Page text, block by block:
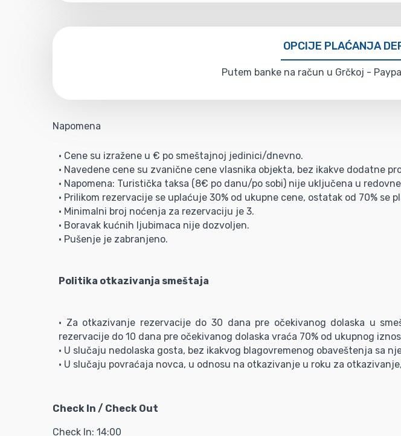
OPCIJE PLAĆANJA
Putem banke na račun u Grčkoj -
Napomena
• Cene su izražene u € po smeštajnoj jedinici/dnevno.
• Navedene cene su zvanične cene vlasnika objekta, bez ikakve dodatne
• Napomena: Turistička taksa (8€ po danu/po sobi) nije uključena u
• Prilikom rezervacije se uplaćuje 30% od ukupne cene, ostatak od 70% se
• Minimalni broj noćenja za rezervaciju je 3.
• Boravak kućnih ljubimaca nije dozvoljen.
• Pušenje je zabranjeno.
Politika otkazivanja smeštaja
• Za otkazivanje rezervacije do 30 dana pre očekivanog dolaska u
rezervacije do 10 dana pre očekivanog dolaska vraća 70% od ukupnog
• U slučaju nedolaska gosta, bez ikakvog blagovremenog obaveštenja sa
• U slučaju povraćaja novca, u odnosu na otkazivanje u roku za
Check In / Check Out
Check In: 14:00